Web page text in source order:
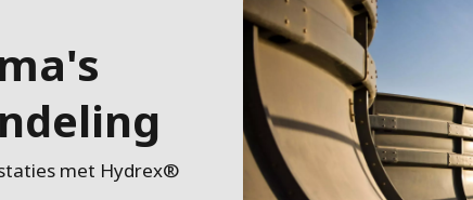
ANOXKALDNES
AQUAFLOW
BIOTHANE
ELGA
EVALED
ENTROPÎE
met Hydrex®